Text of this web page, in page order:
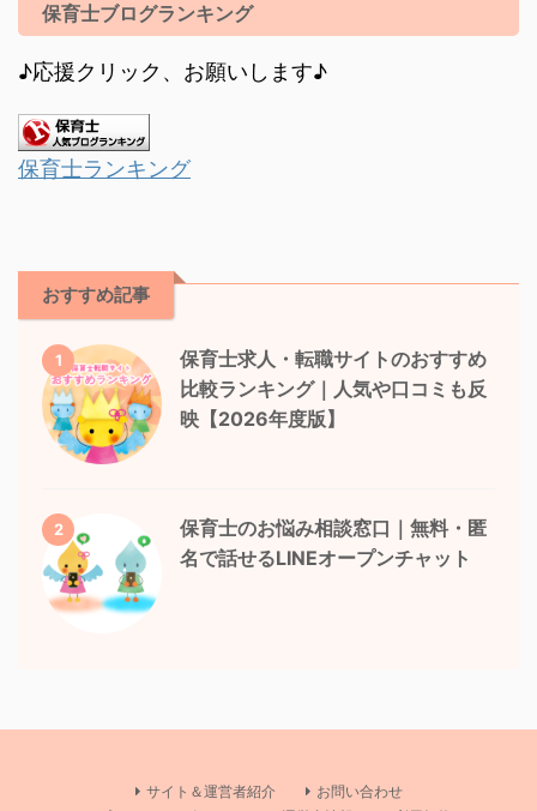
保育士ブログランキング
♪応援クリック、お願いします♪
保育士ランキング
おすすめ記事
1
保育士求人・転職サイトのおすすめ
比較ランキング｜人気や口コミも反
映【2026年度版】
2
保育士のお悩み相談窓口｜無料・匿
名で話せるLINEオープンチャット
サイト＆運営者紹介
お問い合わせ